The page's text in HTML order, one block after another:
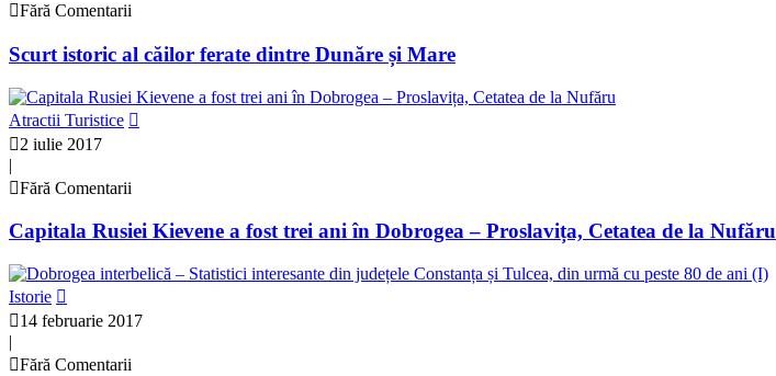
Fără Comentarii
Scurt istoric al căilor ferate dintre Dunăre și Mare
Atractii Turistice
2 iulie 2017
|
Fără Comentarii
Capitala Rusiei Kievene a fost trei ani în Dobrogea – Proslavița, Cetatea de la Nufăru
Istorie
14 februarie 2017
|
Fără Comentarii